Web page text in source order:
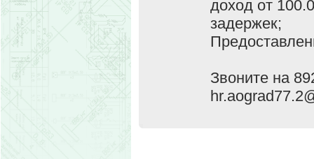
доход от
задержек;
Звоните на